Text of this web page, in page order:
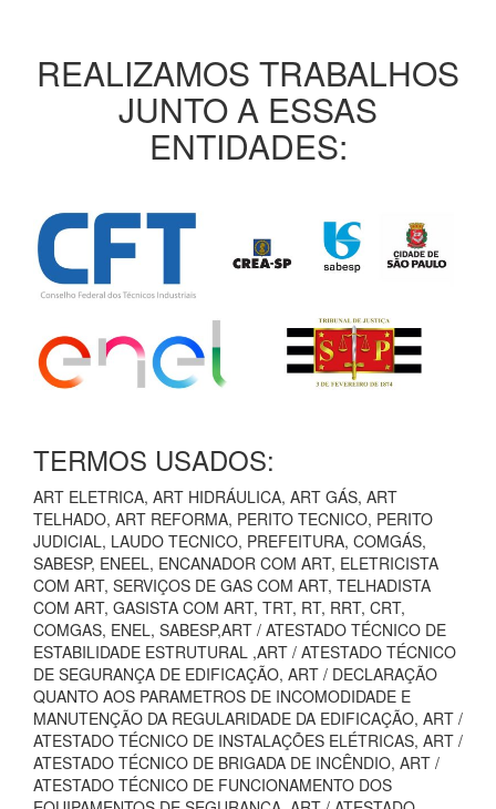
REALIZAMOS TRABALHOS
JUNTO A ESSAS
ENTIDADES:
TERMOS USADOS:
ART ELETRICA, ART HIDRÁULICA, ART GÁS, ART
TELHADO, ART REFORMA, PERITO TECNICO, PERITO
JUDICIAL, LAUDO TECNICO, PREFEITURA, COMGÁS,
SABESP, ENEEL, ENCANADOR COM ART, ELETRICISTA
COM ART, SERVIÇOS DE GAS COM ART, TELHADISTA
COM ART, GASISTA COM ART, TRT, RT, RRT, CRT,
COMGAS, ENEL, SABESP,ART / ATESTADO TÉCNICO DE
ESTABILIDADE ESTRUTURAL ,ART / ATESTADO TÉCNICO
DE SEGURANÇA DE EDIFICAÇÃO, ART / DECLARAÇÃO
QUANTO AOS PARAMETROS DE INCOMODIDADE E
MANUTENÇÃO DA REGULARIDADE DA EDIFICAÇÃO, ART /
ATESTADO TÉCNICO DE INSTALAÇÕES ELÉTRICAS, ART /
ATESTADO TÉCNICO DE BRIGADA DE INCÊNDIO, ART /
ATESTADO TÉCNICO DE FUNCIONAMENTO DOS